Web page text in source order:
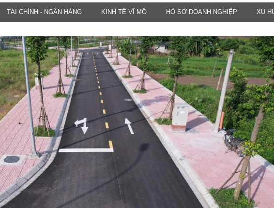
PHÁP LUẬT
luật
Góc nhìn luật gia
Hồ sơ điều tra
Tiếng nói công dân
An ninh - Hình sự
KINH TẾ
Tài chính - Ngân
hàng
Kinh tế vĩ mô
Hồ sơ doanh
nghiệp
Xu hướng thị
trường
Tiêu dùng và dư
Công nghệ
XÃ HỘI
Giáo dục
Văn hoá
Môi
Giao
INFOCUS
TÀI CHÍNH - NGÂN HÀNG KINH TẾ VĨ MÔ HỒ SƠ DOANH NGHIỆP XU